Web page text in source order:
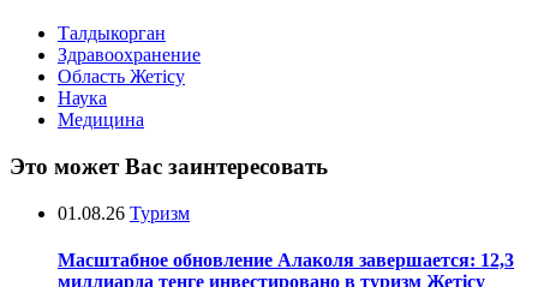
Талдыкорган
Здравоохранение
Область Жетісу
Наука
Медицина
Это может Вас заинтересовать
01.08.26 Туризм
Масштабное обновление Алаколя завершается: 12,3
миллиарда тенге инвестировано в туризм Жетісу